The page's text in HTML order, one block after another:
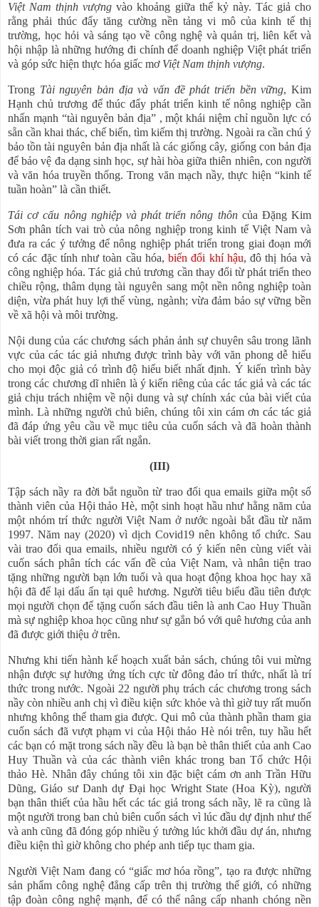
Việt Nam thịnh vượng vào khoảng giữa thế kỷ này. Tác giả cho
rằng phải thúc đẩy tăng cường nền tảng vi mô của kinh tế thị
trường, học hỏi và sáng tạo về công nghệ và quản trị, liên kết và
hội nhập là những hướng đi chính để doanh nghiệp Việt phát triển
và góp sức hiện thực hóa giấc mơ Việt Nam thịnh vượng.
Trong Tài nguyên bản địa và vấn đề phát triển bền vững, Kim
Hạnh chủ trương để thúc đẩy phát triển kinh tế nông nghiệp cần
nhấn mạnh “tài nguyên bản địa” , một khái niệm chỉ nguồn lực có
sẵn cần khai thác, chế biến, tìm kiếm thị trường. Ngoài ra cần chú ý
bảo tồn tài nguyên bản địa nhất là các giống cây, giống con bản địa
để bảo vệ đa dạng sinh học, sự hài hòa giữa thiên nhiên, con người
và văn hóa truyền thống. Trong văn mạch nầy, thực hiện “kinh tế
tuần hoàn” là cần thiết.
Tái cơ cấu nông nghiệp và phát triển nông thôncủa Đặng Kim
Sơn phân tích vai trò của nông nghiệp trong kinh tế Việt Nam và
đưa ra các ý tưởng để nông nghiệp phát triển trong giai đoạn mới
có các đặc tính như toàn cầu hóa,biến đổi khí hậu, đô thị hóa và
công nghiệp hóa. Tác giả chủ trương cần thay đổi từ phát triển theo
chiều rộng, thâm dụng tài nguyên sang một nền nông nghiệp toàn
diện, vừa phát huy lợi thế vùng, ngành; vừa đảm bảo sự vững bền
về xã hội và môi trường.
Nội dung của các chương sách phản ảnh sự chuyên sâu trong lãnh
vực của các tác giả nhưng được trình bày với văn phong dễ hiểu
cho mọi độc giả có trình độ hiểu biết nhất định. Ý kiến trình bày
trong các chương dĩ nhiên là ý kiến riêng của các tác giả và các tác
giả chịu trách nhiệm về nội dung và sự chính xác của bài viết của
mình. Là những người chủ biên, chúng tôi xin cám ơn các tác giả
đã đáp ứng yêu cầu về mục tiêu của cuốn sách và đã hoàn thành
bài viết trong thời gian rất ngắn.
(III)
Tập sách nầy ra đời bắt nguồn từ trao đổi qua emails giữa một số
thành viên của Hội thảo Hè, một sinh hoạt hầu như hằng năm của
một nhóm trí thức người Việt Nam ở nước ngoài bắt đầu từ năm
1997. Năm nay (2020) vì dịch Covid19 nên không tổ chức. Sau
vài trao đổi qua emails, nhiều người có ý kiến nên cùng viết vài
cuốn sách phân tích các vấn đề của Việt Nam, và nhân tiện trao
tặng những người bạn lớn tuổi và qua hoạt động khoa học hay xã
hội đã để lại dấu ấn tại quê hương. Người tiêu biểu đầu tiên được
mọi người chọn để tặng cuốn sách đầu tiên là anh Cao Huy Thuần
mà sự nghiệp khoa học cũng như sự gắn bó với quê hương của anh
đã được giới thiệu ở trên.
Nhưng khi tiến hành kế hoạch xuất bản sách, chúng tôi vui mừng
nhận được sự hưởng ứng tích cực từ đông đảo trí thức, nhất là trí
thức trong nước. Ngoài 22 người phụ trách các chương trong sách
nầy còn nhiều anh chị vì điều kiện sức khỏe và thì giờ tuy rất muốn
nhưng không thể tham gia được. Qui mô của thành phần tham gia
cuốn sách đã vượt phạm vi của Hội thảo Hè nói trên, tuy hầu hết
các bạn có mặt trong sách nầy đều là bạn bè thân thiết của anh Cao
Huy Thuần và của các thành viên khác trong ban Tổ chức Hội
thảo Hè. Nhân đây chúng tôi xin đặc biệt cám ơn anh Trần Hữu
Dũng, Giáo sư Danh dự Đại học Wright State (Hoa Kỳ), người
bạn thân thiết của hầu hết các tác giả trong sách nầy, lẽ ra cũng là
một người trong ban chủ biên cuốn sách vì lúc đầu dự định như thế
và anh cũng đã đóng góp nhiều ý tưởng lúc khởi đầu dự án, nhưng
điều kiện thì giờ không cho phép anh tiếp tục tham gia.
Người Việt Nam đang có “giấc mơ hóa rồng”, tạo ra được những
sản phẩm công nghệ đẳng cấp trên thị trường thế giới, có những
tập đoàn công nghệ mạnh, để có thể nâng cấp nhanh chóng nền